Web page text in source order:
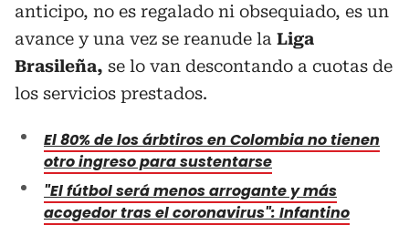
anticipo, no es regalado ni obsequiado, es un
avance y una vez se reanude la Liga
Brasileña, se lo van descontando a cuotas de
los servicios prestados.
El 80% de los árbtiros en Colombia no tienen
otro ingreso para sustentarse
"El fútbol será menos arrogante y más
acogedor tras el coronavirus": Infantino